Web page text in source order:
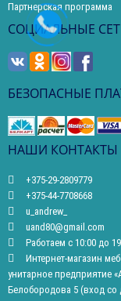
Партнерская программа
СОЦИАЛЬНЫЕ
БЕЗОПАСНЫЕ
НАШИ КОНТАКТЫ
+375-29-2809779
+375-44-7708668
u_andrew_
uand80@gmail.com
Работаем с 10:00 до
Интернет-магазин
унитарное предприятие
Белобородова 5 (вход со